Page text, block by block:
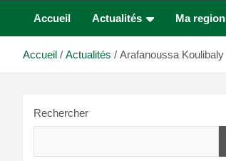
Accueil Actualités Ma region
Accueil Actualités Arafanoussa Koulibaly
Rechercher